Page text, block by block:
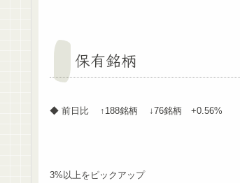
保有銘柄
◆ 前日比 ↑188銘柄 ↓76銘柄 +0.56%
3%以上をピックアップ